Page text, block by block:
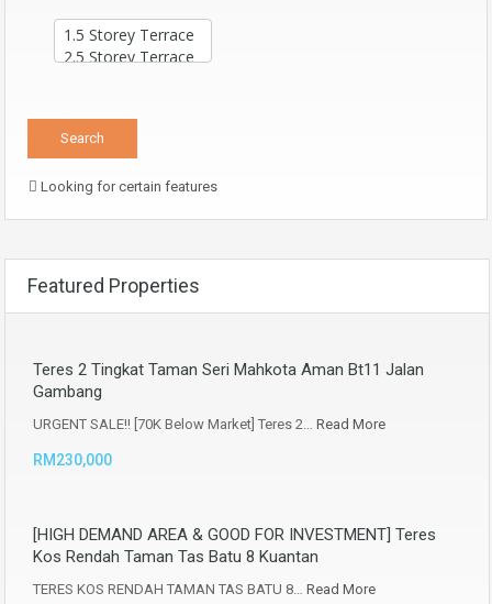
Looking for certain features
Featured Properties
Teres 2 Tingkat Taman Seri Mahkota Aman Bt11 Jalan
Gambang
URGENT SALE!! [70K Below Market] Teres 2… Read More
RM230,000
[HIGH DEMAND AREA & GOOD FOR INVESTMENT] Teres
Kos Rendah Taman Tas Batu 8 Kuantan
TERES KOS RENDAH TAMAN TAS BATU 8… Read More